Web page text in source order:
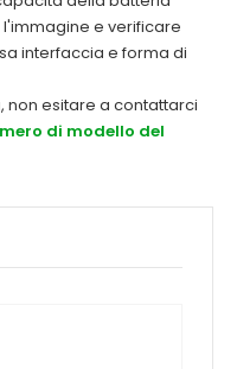
e verificare
interfaccia e forma di
non esitare a contattarci
di modello del